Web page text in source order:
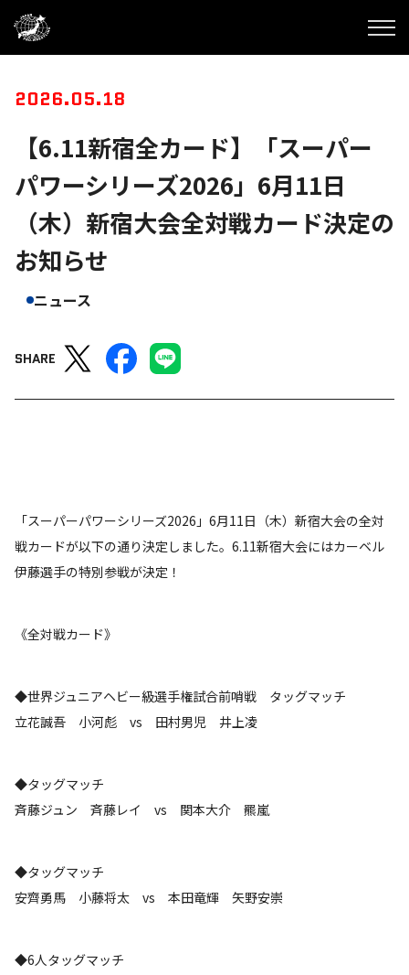
2026.05.18
【6.11新宿全カード】「スーパー
パワーシリーズ2026」6月11日
（木）新宿大会全対戦カード決定の
お知らせ
ニュース
SHARE
「スーパーパワーシリーズ2026」6月11日（木）新宿大会の全対
戦カードが以下の通り決定しました。6.11新宿大会にはカーベル
伊藤選手の特別参戦が決定！
《全対戦カード》
◆世界ジュニアヘビー級選手権試合前哨戦 タッグマッチ
立花誠吾 小河彪 vs 田村男児 井上凌
◆タッグマッチ
斉藤ジュン 斉藤レイ vs 関本大介 羆嵐
◆タッグマッチ
安齊勇馬 小藤将太 vs 本田竜輝 矢野安崇
◆6人タッグマッチ